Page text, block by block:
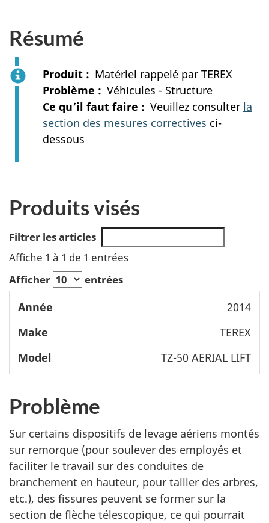
Résumé
Produit
Matériel rappelé par TEREX
Problème
Véhicules - Structure
Ce qu’il faut faire
Veuillez consulter la
section des mesures correctives ci-
dessous
Produits visés
Filtrer les articles
Affiche 1 à 1 de 1 entrées
Afficher
entrées
Année Make
l
2014
TEREX
TZ-50 AERIAL LIFT
Problème
Sur certains dispositifs de levage aériens montés
sur remorque (pour soulever des employés et
faciliter le travail sur des conduites de
branchement en hauteur, pour tailler des arbres,
etc.), des fissures peuvent se former sur la
section de flèche télescopique, ce qui pourrait